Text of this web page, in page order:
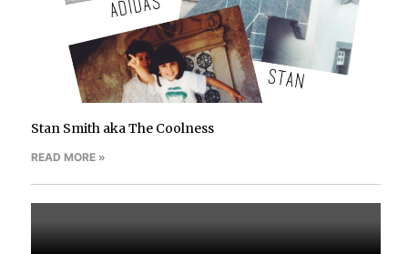
Stan Smith aka The Coolness
READ MORE »